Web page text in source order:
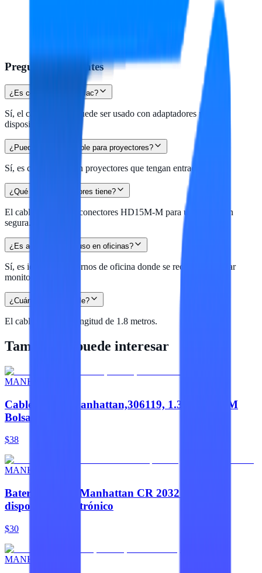
Preguntas frecuentes
¿Es compatible con Mac?
Sí, el cable SVGA puede ser usado con adaptadores para
dispositivos Mac.
¿Puedo usar este cable para proyectores?
Sí, es compatible con proyectores que tengan entrada SVGA.
¿Qué tipo de conectores tiene?
El cable cuenta con conectores HD15M-M para una conexión
segura.
¿Es adecuado para uso en oficinas?
Sí, es ideal para entornos de oficina donde se requiere conectar
monitores.
¿Cuánto mide el cable?
El cable tiene una longitud de 1.8 metros.
También te puede interesar
MANHATTAN
Cable HDMI,Manhattan,306119, 1.3 M-M 1.8M
Bolsa
$38
MANHATTAN
Batería CMOS Manhattan CR 2032 para
dispositivos electrónico
$30
MANHATTAN